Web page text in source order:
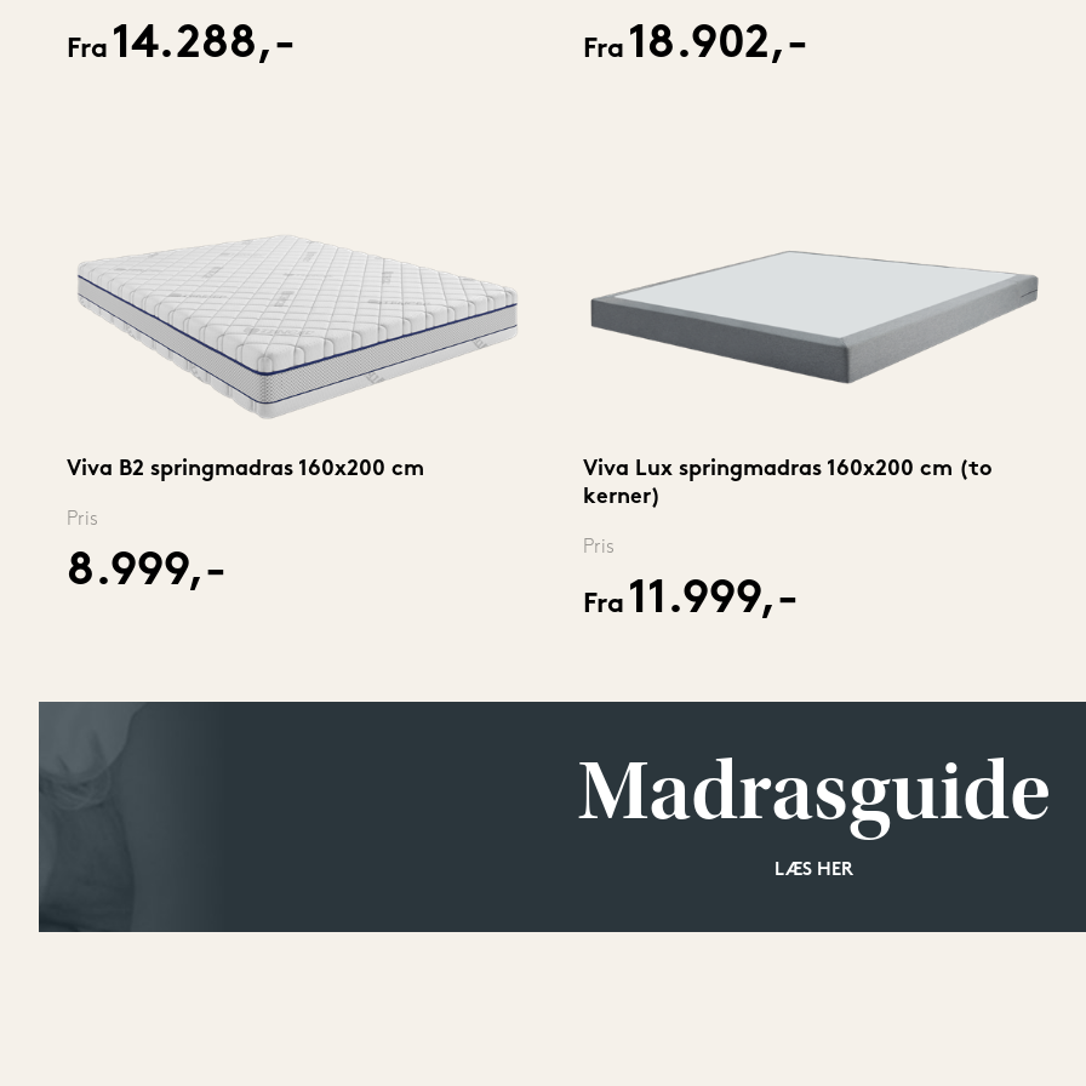
Fra 14.288,- Fra 18.902,-
Viva B2 springmadras 160x200 cm
Pris
8.999,-
Viva Lux springmadras 160x200 cm (to
kerner)
Pris
Fra 11.999,-
Madrasguide
LÆS HER